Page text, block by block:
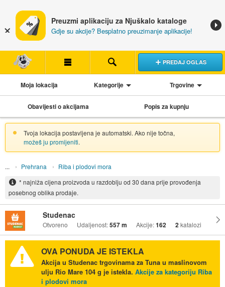
Preuzmi aplikaciju za Njuškalo kataloge
Gdje su akcije? Besplatno preuzimanje aplikacije!
PREDAJ OGLAS
Moja lokacija Kategorije Trgovine
Obavijesti o akcijama Popis za kupnju
Tvoja lokacija postavljena je automatski. Ako nije točna,
možeš ju promijeniti.
Prehrana
Riba i plodovi mora
* najniža cijena proizvoda u razdoblju od 30 dana prije provođenja
posebnog oblika prodaje.
Studenac
Otvoreno Udaljenost:557 m Akcije:162 2katalozi
OVA PONUDA JE ISTEKLA
Akcija u Studenac trgovinama za Tuna u maslinovom
ulju Rio Mare 104 g je istekla. Akcije za kategoriju Riba
i plodovi mora